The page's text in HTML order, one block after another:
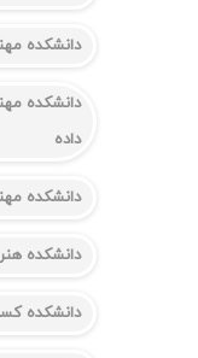
دانشکده
دانشکده
داده
دانشکده
دانشکده
دانشکده